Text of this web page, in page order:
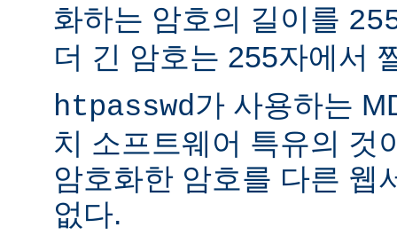
화하는 암호의 길이를
더 긴 암호는 255자에서
htpasswd가 사용하는
치 소프트웨어 특유의 것
암호화한 암호를 다른 웹
없다.